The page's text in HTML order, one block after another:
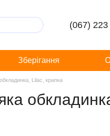
(067)
Зберігання
Lilac, крапка